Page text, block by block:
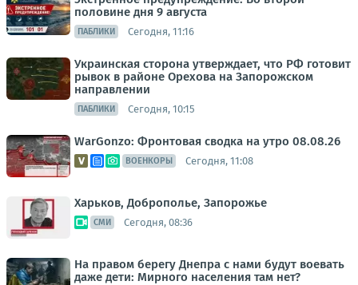
половине дня 9 августа
ПАБЛИКИ Сегодня, 11:16
Украинская сторона утверждает, что РФ готовит
рывок в районе Орехова на Запорожском
направлении
ПАБЛИКИ Сегодня, 10:15
WarGonzo: Фронтовая сводка на утро 08.08.26
ВОЕНКОРЫ Сегодня, 11:08
Харьков, Доброполье, Запорожье
СМИ Сегодня, 08:36
На правом берегу Днепра с нами будут воевать
даже дети: Мирного населения там нет?